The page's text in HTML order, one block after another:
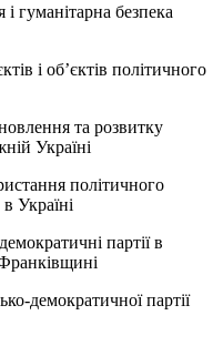
гуманітарна безпека
і об’єктів політичного
та розвитку
Україні
політичного
Україні
партії в
демократичної партії